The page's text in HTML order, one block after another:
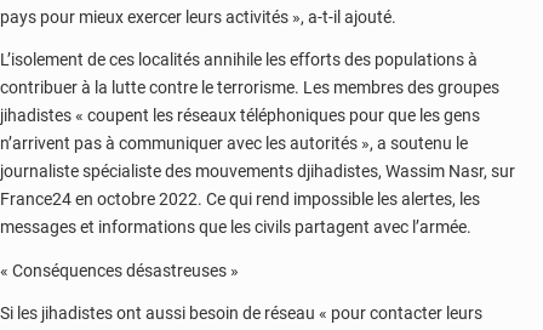
pays pour mieux exercer leurs activités », a-t-il ajouté.
L’isolement de ces localités annihile les efforts des populations à
contribuer à la lutte contre le terrorisme. Les membres des groupes
jihadistes « coupent les réseaux téléphoniques pour que les gens
n’arrivent pas à communiquer avec les autorités », a soutenu le
journaliste spécialiste des mouvements djihadistes, Wassim Nasr, sur
France24 en octobre 2022. Ce qui rend impossible les alertes, les
messages et informations que les civils partagent avec l’armée.
« Conséquences désastreuses »
Si les jihadistes ont aussi besoin de réseau « pour contacter leurs